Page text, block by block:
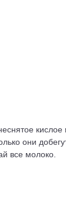
они
все молоко.